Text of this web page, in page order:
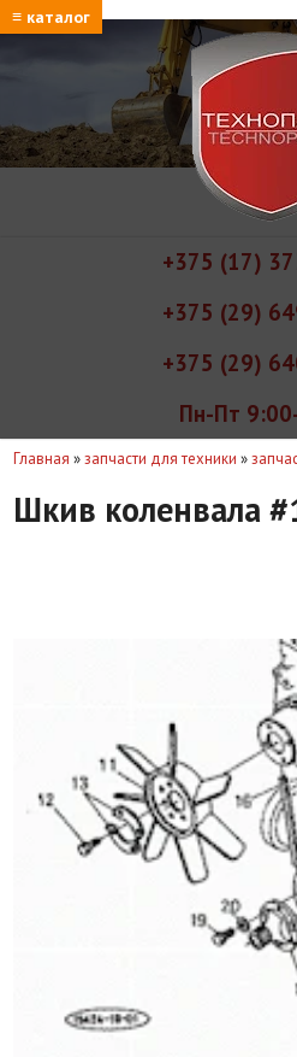
≡ каталог
+375 (17)
+375 (29)
+375 (29)
Пн-Пт
Главная »запчасти для техники »
Шкив коленвала